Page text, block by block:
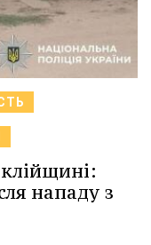
нападу з